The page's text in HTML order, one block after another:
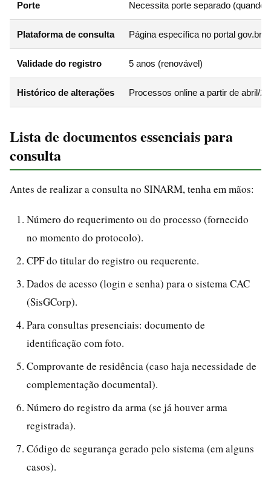
Porte Necessita porte separado (quando
Plataforma de consulta Página específica no portal gov.br
Validade do registro 5 anos (renovável)
Histórico de alterações Processos online a partir de abril/
Lista de documentos essenciais para
consulta
Antes de realizar a consulta no SINARM, tenha em mãos:
Número do requerimento ou do processo (fornecido
no momento do protocolo).
CPF do titular do registro ou requerente.
Dados de acesso (login e senha) para o sistema CAC
(SisGCorp).
Para consultas presenciais: documento de
identificação com foto.
Comprovante de residência (caso haja necessidade de
complementação documental).
Número do registro da arma (se já houver arma
registrada).
Código de segurança gerado pelo sistema (em alguns
casos).